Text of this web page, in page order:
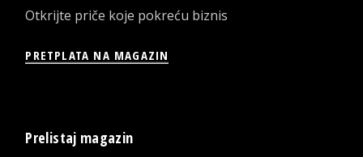
Otkrijte priče koje pokreću biznis
PRETPLATA NA MAGAZIN
Prelistaj magazin